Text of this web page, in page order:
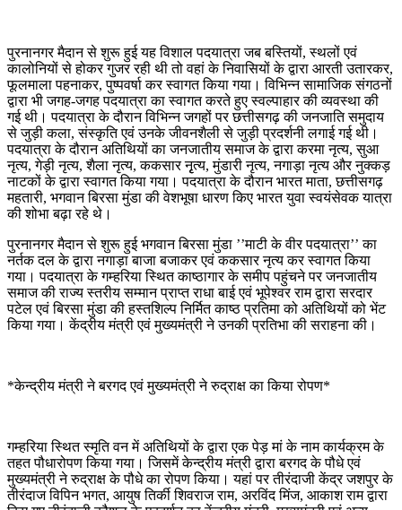
पुरनानगर मैदान से शुरू हुई यह विशाल पदयात्रा जब बस्तियों, स्थलों एवं
कालोनियों से होकर गुजर रही थी तो वहां के निवासियों के द्वारा आरती उतारकर,
फूलमाला पहनाकर, पुष्पवर्षा कर स्वागत किया गया। विभिन्न सामाजिक संगठनों
द्वारा भी जगह-जगह पदयात्रा का स्वागत करते हुए स्वल्पाहार की व्यवस्था की
गई थी। पदयात्रा के दौरान विभिन्न जगहों पर छत्तीसगढ़ की जनजाति समुदाय
से जुड़ी कला, संस्कृति एवं उनके जीवनशैली से जुड़ी प्रदर्शनी लगाई गई थी।
पदयात्रा के दौरान अतिथियों का जनजातीय समाज के द्वारा करमा नृत्य, सुआ
नृत्य, गेड़ी नृत्य, शैला नृत्य, ककसार नृृत्य, मुंडारी नृत्य, नगाड़ा नृत्य और नुक्कड़
नाटकों के द्वारा स्वागत किया गया। पदयात्रा के दौरान भारत माता, छत्तीसगढ़
महतारी, भगवान बिरसा मुंडा की वेशभूषा धारण किए भारत युवा स्वयंसेवक यात्रा
की शोभा बढ़ा रहे थे।
पुरनानगर मैदान से शुरू हुई भगवान बिरसा मुंडा ’’माटी के वीर पदयात्रा’’ का
नर्तक दल के द्वारा नगाड़ा बाजा बजाकर एवं ककसार नृत्य कर स्वागत किया
गया। पदयात्रा के गम्हरिया स्थित काष्ठागार के समीप पहुंचने पर जनजातीय
समाज की राज्य स्तरीय सम्मान प्राप्त राधा बाई एवं भूपेश्वर राम द्वारा सरदार
पटेल एवं बिरसा मुंडा की हस्तशिल्प निर्मित काष्ठ प्रतिमा को अतिथियों को भेंट
किया गया। केंद्रीय मंत्री एवं मुख्यमंत्री ने उनकी प्रतिभा की सराहना की।
*केन्द्रीय मंत्री ने बरगद एवं मुख्यमंत्री ने रुद्राक्ष का किया रोपण*
गम्हरिया स्थित स्मृति वन में अतिथियों के द्वारा एक पेड़ मां के नाम कार्यक्रम के
तहत पौधारोपण किया गया। जिसमें केन्द्रीय मंत्री द्वारा बरगद के पौधे एवं
मुख्यमंत्री ने रुद्राक्ष के पौधे का रोपण किया। यहां पर तीरंदाजी केंद्र जशपुर के
तीरंदाज विपिन भगत, आयुष तिर्की शिवराज राम, अरविंद मिंज, आकाश राम द्वारा